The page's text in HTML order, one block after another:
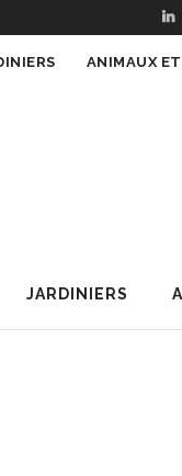
JARDINIERS
ANIMAUX